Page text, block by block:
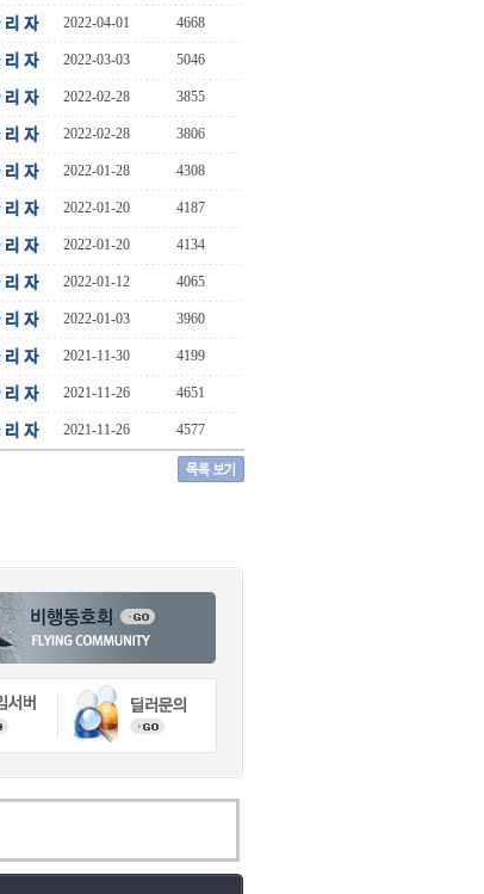
2022-04-01 4668
2022-03-03 5046
2022-02-28 3855
2022-02-28 3806
2022-01-28 4308
2022-01-20 4187
2022-01-20 4134
2022-01-12 4065
2022-01-03 3960
2021-11-30 4199
2021-11-26 4651
2021-11-26 4577